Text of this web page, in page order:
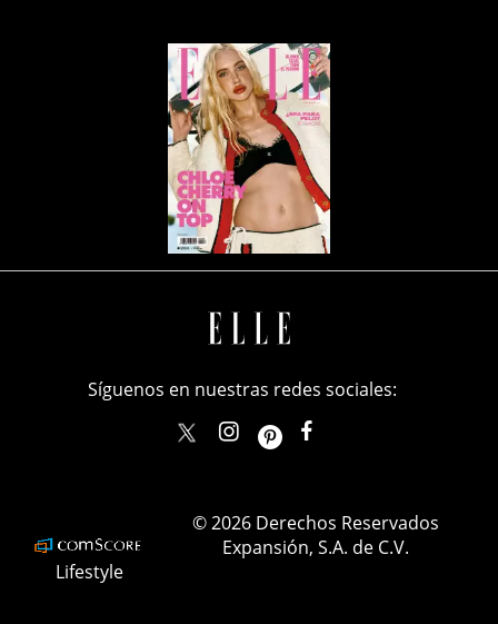
Síguenos en nuestras redes sociales:
elle_mexicoellemexico
Lifestyle
© 2026 Derechos Reservados
Expansión, S.A. de C.V.